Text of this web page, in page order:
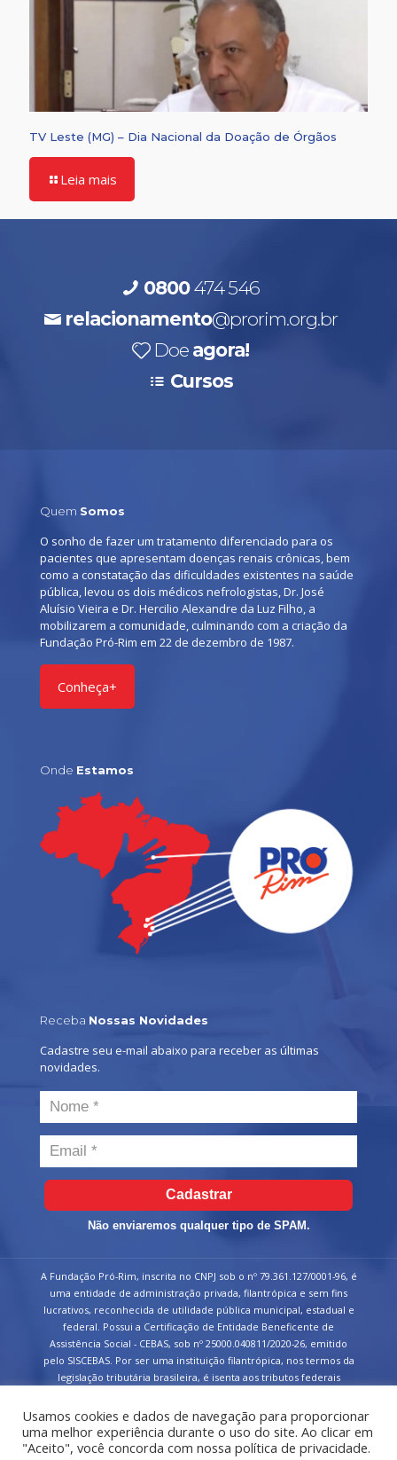
TV Leste (MG) – Dia Nacional da Doação de Órgãos
Leia mais
0800474 546
relacionamento@prorim.org.br
Doe agora!
Cursos
Quem Somos
O sonho de fazer um tratamento diferenciado para os
pacientes que apresentam doenças renais crônicas, bem
como a constatação das dificuldades existentes na saúde
pública, levou os dois médicos nefrologistas, Dr. José
Aluísio Vieira e Dr. Hercilio Alexandre da Luz Filho, a
mobilizarem a comunidade, culminando com a criação da
Fundação Pró-Rim em 22 de dezembro de 1987.
Conheça+
Onde Estamos
Receba Nossas Novidades
Cadastre seu e-mail abaixo para receber as últimas
novidades.
Cadastrar
Não enviaremos qualquer tipo de SPAM.
A Fundação Pró-Rim, inscrita no CNPJ sob o nº 79.361.127/0001-96, é
uma entidade de administração privada, filantrópica e sem fins
lucrativos, reconhecida de utilidade pública municipal, estadual e
federal. Possui a Certificação de Entidade Beneficente de
Assistência Social - CEBAS, sob nº 25000.040811/2020-26, emitido
pelo SISCEBAS. Por ser uma instituição filantrópica, nos termos da
legislação tributária brasileira, é isenta aos tributos federais
Usamos cookies e dados de navegação para proporcionar
uma melhor experiência durante o uso do site. Ao clicar em
"Aceito", você concorda com nossa política de privacidade.